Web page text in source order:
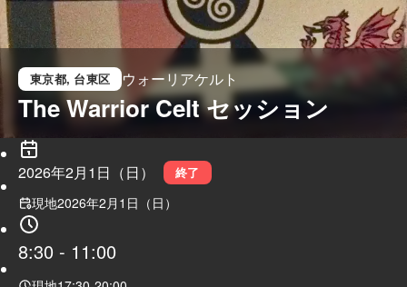
東京都, 台東区 ウォーリアケルト
The Warrior Celt セッション
2026年2月1日（日） 終了
現地2026年2月1日（日）
8:30 - 11:00